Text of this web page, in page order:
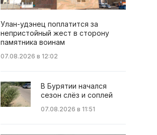
Улан-удэнец поплатится за
непристойный жест в сторону
памятника воинам
07.08.2026 в 12:02
В Бурятии начался
сезон слёз и соплей
07.08.2026 в 11:51